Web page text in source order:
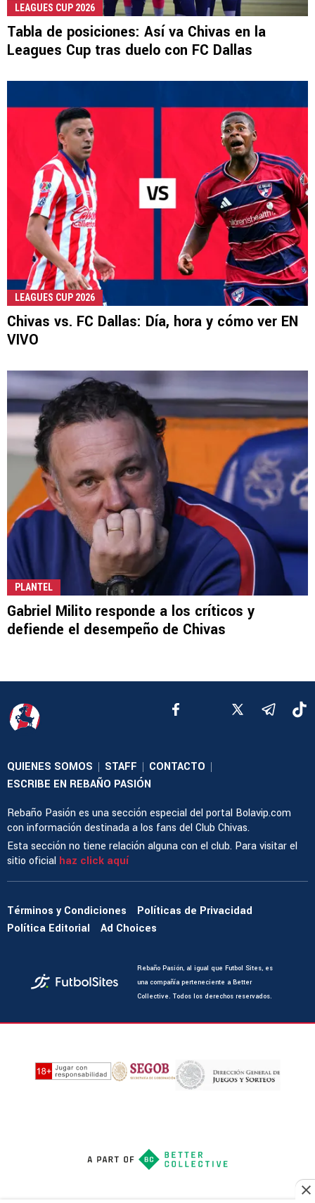
LEAGUES CUP 2026
Tabla de posiciones: Así va Chivas en la
Leagues Cup tras duelo con FC Dallas
LEAGUES CUP 2026
Chivas vs. FC Dallas: Día, hora y cómo ver EN
VIVO
PLANTEL
Gabriel Milito responde a los críticos y
defiende el desempeño de Chivas
QUIENES SOMOS | STAFF | CONTACTO |
ESCRIBE EN REBAÑO PASIÓN
Rebaño Pasión es una sección especial del portal Bolavip.com
con información destinada a los fans del Club Chivas.
Esta sección no tiene relación alguna con el club. Para visitar el
sitio oficial haz click aquí
Términos y Condiciones
Políticas de Privacidad
Política Editorial
Ad Choices
Rebaño Pasión, al igual que Futbol Sites, es
una compañía perteneciente a Better
Collective. Todos los derechos reservados.